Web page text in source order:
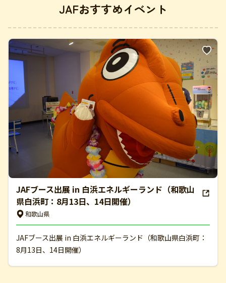
JAFおすすめイベント
JAFブース出展 in 白浜エネルギーランド（和歌山
県白浜町：8月13日、14日開催）
和歌山県
JAFブース出展 in 白浜エネルギーランド（和歌山県白浜町：
8月13日、14日開催）